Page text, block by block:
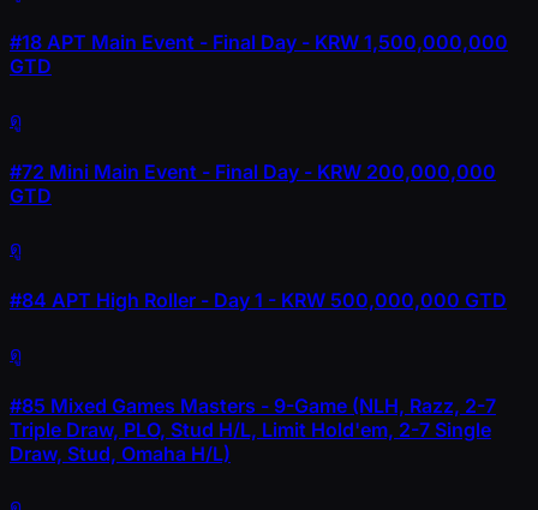
#18 APT Main Event - Final Day - KRW 1,500,000,000
GTD
ดู
#72 Mini Main Event - Final Day - KRW 200,000,000
GTD
ดู
#84 APT High Roller - Day 1 - KRW 500,000,000 GTD
ดู
#85 Mixed Games Masters - 9-Game (NLH, Razz, 2-7
Triple Draw, PLO, Stud H/L, Limit Hold'em, 2-7 Single
Draw, Stud, Omaha H/L)